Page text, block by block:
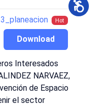
Hot
Download
Interesados
NARVAEZ,
de Espacio
el sector